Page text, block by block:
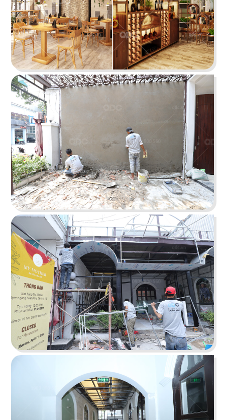
Chi tiết
EL GAUCHO
El Gaucho Lotte Mall hứa hẹn là điểm đến lý
tưởng cho trải nghiệm ẩm thực Âu đỉnh cao
mang phong cách công nghiệp độc đáo
Chi tiết
HẢI SẢN HOÀNG GIA
Đội ngũ thiết kế QDC đã khéo léo kết hợp nét
đặc trưng phong cách Địa Trung Hải với vẻ đẹp
thanh lịch, sang trọng của Indochine